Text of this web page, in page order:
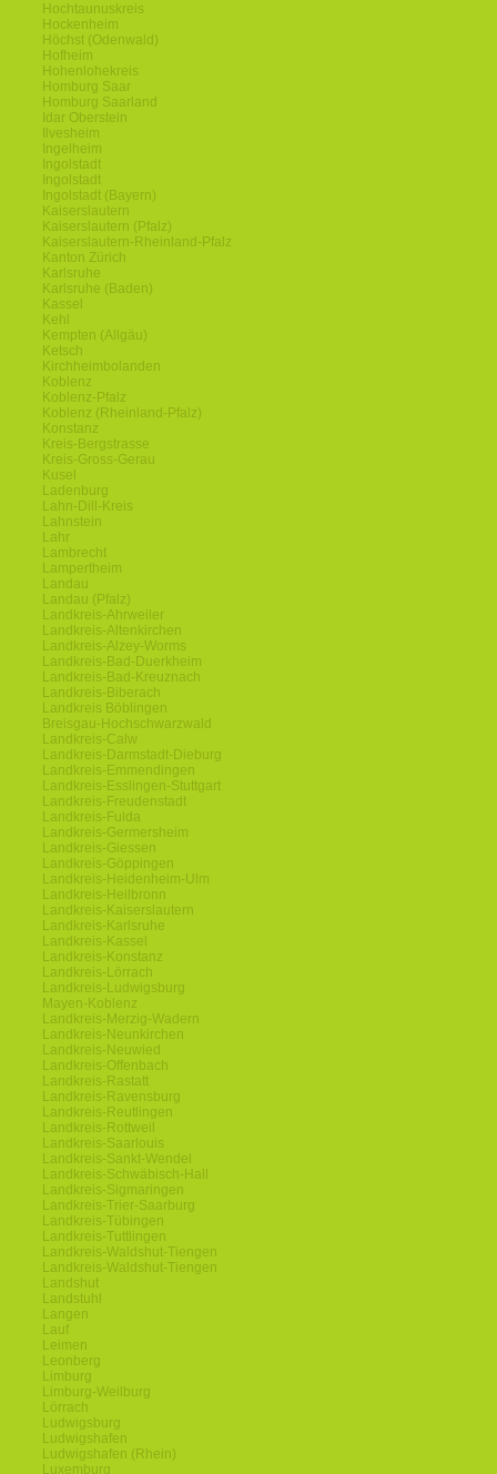
Hochtaunuskreis
Hockenheim
Höchst (Odenwald)
Hofheim
Hohenlohekreis
Homburg Saar
Homburg Saarland
Idar Oberstein
Ilvesheim
Ingelheim
Ingolstadt
Ingolstadt
Ingolstadt (Bayern)
Kaiserslautern
Kaiserslautern (Pfalz)
Kaiserslautern-Rheinland-Pfalz
Kanton Zürich
Karlsruhe
Karlsruhe (Baden)
Kassel
Kehl
Kempten (Allgäu)
Ketsch
Kirchheimbolanden
Koblenz
Koblenz-Pfalz
Koblenz (Rheinland-Pfalz)
Konstanz
Kreis-Bergstrasse
Kreis-Gross-Gerau
Kusel
Ladenburg
Lahn-Dill-Kreis
Lahnstein
Lahr
Lambrecht
Lampertheim
Landau
Landau (Pfalz)
Landkreis-Ahrweiler
Landkreis-Altenkirchen
Landkreis-Alzey-Worms
Landkreis-Bad-Duerkheim
Landkreis-Bad-Kreuznach
Landkreis-Biberach
Landkreis Böblingen
Breisgau-Hochschwarzwald
Landkreis-Calw
Landkreis-Darmstadt-Dieburg
Landkreis-Emmendingen
Landkreis-Esslingen-Stuttgart
Landkreis-Freudenstadt
Landkreis-Fulda
Landkreis-Germersheim
Landkreis-Giessen
Landkreis-Göppingen
Landkreis-Heidenheim-Ulm
Landkreis-Heilbronn
Landkreis-Kaiserslautern
Landkreis-Karlsruhe
Landkreis-Kassel
Landkreis-Konstanz
Landkreis-Lörrach
Landkreis-Ludwigsburg
Mayen-Koblenz
Landkreis-Merzig-Wadern
Landkreis-Neunkirchen
Landkreis-Neuwied
Landkreis-Offenbach
Landkreis-Rastatt
Landkreis-Ravensburg
Landkreis-Reutlingen
Landkreis-Rottweil
Landkreis-Saarlouis
Landkreis-Sankt-Wendel
Landkreis-Schwäbisch-Hall
Landkreis-Sigmaringen
Landkreis-Trier-Saarburg
Landkreis-Tübingen
Landkreis-Tuttlingen
Landkreis-Waldshut-Tiengen
Landkreis-Waldshut-Tiengen
Landshut
Landstuhl
Langen
Lauf
Leimen
Leonberg
Limburg
Limburg-Weilburg
Lörrach
Ludwigsburg
Ludwigshafen
Ludwigshafen (Rhein)
Luxemburg